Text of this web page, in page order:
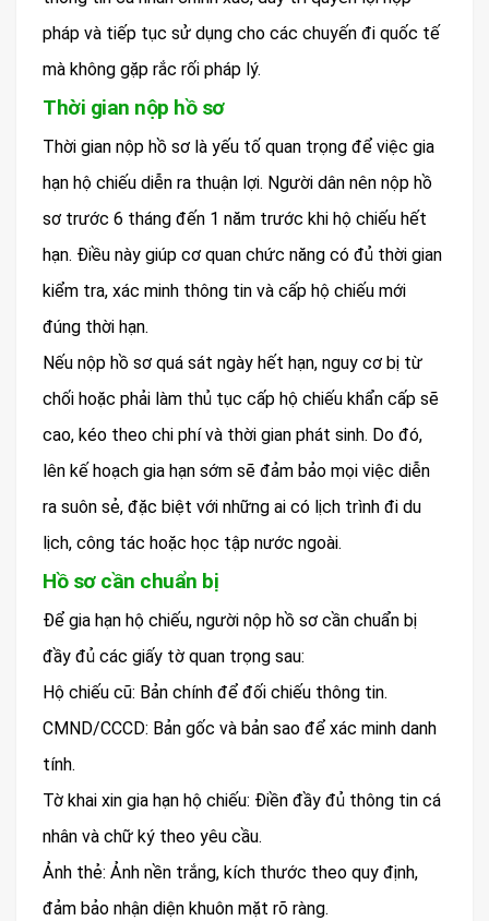
pháp và tiếp tục sử dụng cho các chuyến đi quốc tế
mà không gặp rắc rối pháp lý.
Thời gian nộp hồ sơ
Thời gian nộp hồ sơ là yếu tố quan trọng để việc gia
hạn hộ chiếu diễn ra thuận lợi. Người dân nên nộp hồ
sơ trước 6 tháng đến 1 năm trước khi hộ chiếu hết
hạn. Điều này giúp cơ quan chức năng có đủ thời gian
kiểm tra, xác minh thông tin và cấp hộ chiếu mới
đúng thời hạn.
Nếu nộp hồ sơ quá sát ngày hết hạn, nguy cơ bị từ
chối hoặc phải làm thủ tục cấp hộ chiếu khẩn cấp sẽ
cao, kéo theo chi phí và thời gian phát sinh. Do đó,
lên kế hoạch gia hạn sớm sẽ đảm bảo mọi việc diễn
ra suôn sẻ, đặc biệt với những ai có lịch trình đi du
lịch, công tác hoặc học tập nước ngoài.
Hồ sơ cần chuẩn bị
Để gia hạn hộ chiếu, người nộp hồ sơ cần chuẩn bị
đầy đủ các giấy tờ quan trọng sau:
Hộ chiếu cũ: Bản chính để đối chiếu thông tin.
CMND/CCCD: Bản gốc và bản sao để xác minh danh
tính.
Tờ khai xin gia hạn hộ chiếu: Điền đầy đủ thông tin cá
nhân và chữ ký theo yêu cầu.
Ảnh thẻ: Ảnh nền trắng, kích thước theo quy định,
đảm bảo nhận diện khuôn mặt rõ ràng.